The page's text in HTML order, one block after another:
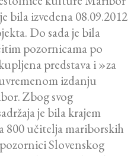
bila izvedena 08.09.2012
Do sada je bila
pozornicama po
predstava i »za
izdanju
Zbog svog
je bila krajem
800 učitelja mariborskih
Slovenskog